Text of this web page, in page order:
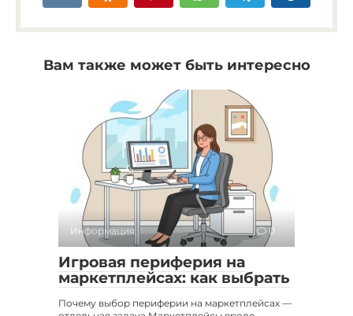
Вам также может быть интересно
Информация 0
Игровая периферия на
маркетплейсах: как выбрать
Почему выбор периферии на маркетплейсах —